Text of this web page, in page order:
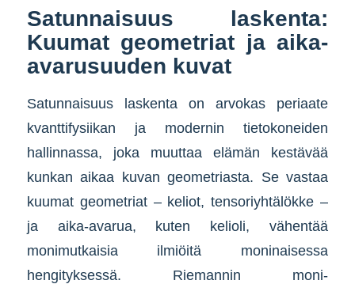
Satunnaisuus laskenta:
Kuumat geometriat ja aika-
avarusuuden kuvat
Satunnaisuus laskenta on arvokas periaate
kvanttifysiikan ja modernin tietokoneiden
hallinnassa, joka muuttaa elämän kestävää
kunkan aikaa kuvan geometriasta. Se vastaa
kuumat geometriat – keliot, tensoriyhtälökke –
ja aika-avarua, kuten kelioli, vähentää
monimutkaisia ilmiöitä moninaisessa
hengityksessä. Riemannin moni-